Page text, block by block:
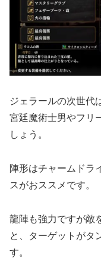
ジェラールの次世代
宮廷魔術士男やフリ
しょう。
陣形はチャームドラ
スがおススメです。
龍陣も強力ですが敵
と、ターゲットがタ
す。